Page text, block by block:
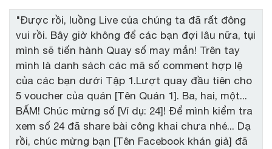
"Được rồi, luồng Live của chúng ta đã rất đông
vui rồi. Bây giờ không để các bạn đợi lâu nữa, tụi
mình sẽ tiến hành Quay số may mắn! Trên tay
mình là danh sách các mã số comment hợp lệ
của các bạn dưới Tập 1.Lượt quay đầu tiên cho
5 voucher của quán [Tên Quán 1]. Ba, hai, một...
BẤM! Chúc mừng số [Ví dụ: 24]! Để mình kiểm tra
xem số 24 đã share bài công khai chưa nhé... Dạ
rồi, chúc mừng bạn [Tên Facebook khán giả] đã